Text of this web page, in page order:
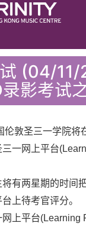
(04/
影考试
伦敦圣三一学院将
一网上平台
有两星期的时间
上待考官评分。
上平台(Learning